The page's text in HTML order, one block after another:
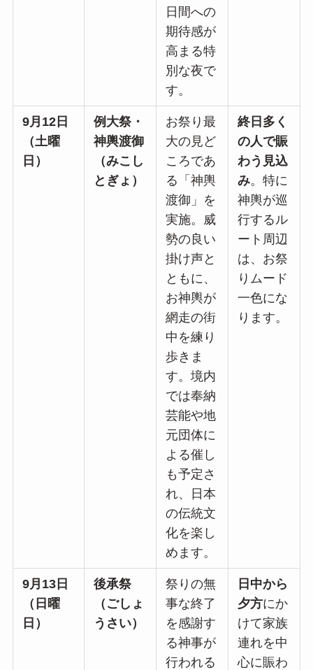
日間への
期待感が
高まる特
別な夜で
す。
9月12日
（土曜
日）
例大祭・
神輿渡御
（みこし
とぎょ）
お祭り最
大の見ど
ころであ
る「神輿
渡御」を
実施。威
勢の良い
掛け声と
ともに、
お神輿が
網走の街
中を練り
歩きま
す。境内
では奉納
芸能や地
元団体に
よる催し
も予定さ
れ、日本
の伝統文
化を楽し
めます。
終日多く
の人で賑
わう見込
み。特に
神輿が巡
行するル
ート周辺
は、お祭
りムード
一色にな
ります。
9月13日
（日曜
日）
後承祭
（ごしょ
うさい）
祭りの無
事な終了
を感謝す
る神事が
行われる
日中から
夕方にか
けて家族
連れを中
心に賑わ